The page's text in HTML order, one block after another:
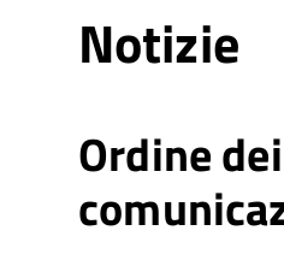
Notizie
Ordine